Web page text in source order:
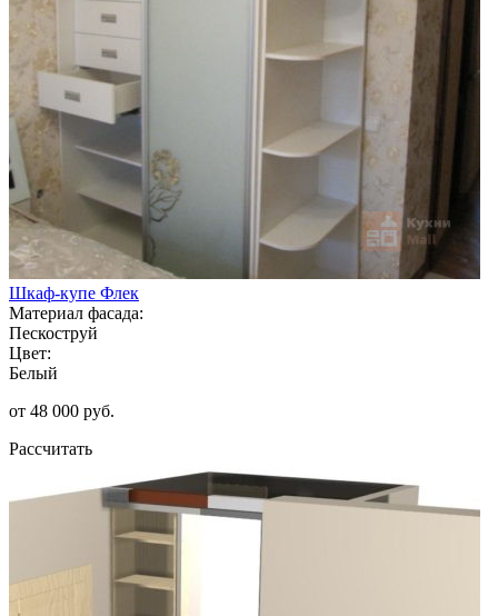
Шкаф-купе Флек
Материал фасада:
Пескоструй
Цвет:
Белый
от 48 000 руб.
Рассчитать